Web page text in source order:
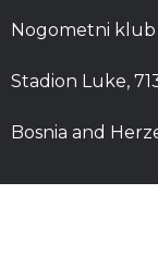
Nogometni klub
Stadion Luke,
Bosnia and